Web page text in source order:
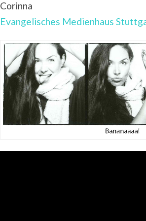
Corinna
Evangelisches Medienhaus